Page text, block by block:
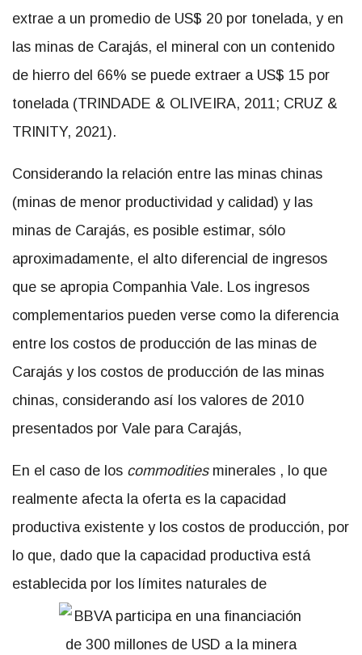
extrae a un promedio de US$ 20 por tonelada, y en
las minas de Carajás, el mineral con un contenido
de hierro del 66% se puede extraer a US$ 15 por
tonelada (TRINDADE & OLIVEIRA, 2011; CRUZ &
TRINITY, 2021).
Considerando la relación entre las minas chinas
(minas de menor productividad y calidad) y las
minas de Carajás, es posible estimar, sólo
aproximadamente, el alto diferencial de ingresos
que se apropia Companhia Vale. Los ingresos
complementarios pueden verse como la diferencia
entre los costos de producción de las minas de
Carajás y los costos de producción de las minas
chinas, considerando así los valores de 2010
presentados por Vale para Carajás,
En el caso de los commoditiesminerales , lo que
realmente afecta la oferta es la capacidad
productiva existente y los costos de producción, por
lo que, dado que la capacidad productiva está
establecida por los límites naturales de